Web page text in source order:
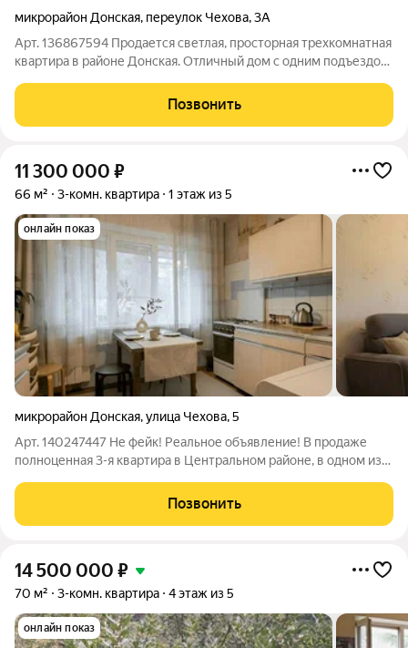
микрорайон Донская, переулок Чехова,3А
Арт. 136867594 Продается светлая, просторная трехкомнатная
квартира в районе Донская. Отличный дом с одним подъездом
раздельный санузел. В квартире остается все! Заходи и живи!
Из окон открывается
Позвонить
11 300 000 ₽
66 м² 3-комн. квартира 1 этаж из 5
онлайн показ
микрорайон Донская,улица Чехова,5
Арт. 140247447 Не фейк! Реальное объявление! В продаже
полноценная 3-я квартира в Центральном районе, в одном из
общественного транспорта, рынки, магазины, школы и детские
сады. В шаговой доступности ТЦ
Позвонить
14 500 000 ₽
70 м² 3-комн. квартира 4 этаж из 5
онлайн показ